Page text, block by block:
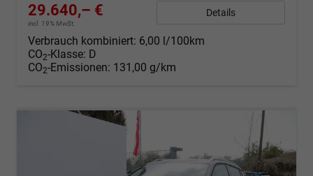
29.640,– €
incl. 19% MwSt.
Details
Verbrauch kombiniert: 6,00 l/100km
CO2-Klasse: D
CO2-Emissionen: 131,00 g/km